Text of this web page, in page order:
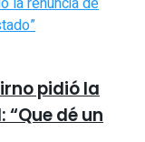
pidió la
dé un